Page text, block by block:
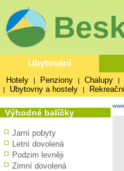
Ubytování
Hotely | Penziony | Chalupy |
| Ubytovny a hostely |
Výhodné balíčky
Jarní pobyty
Letní dovolená
Podzim levněji
Zimní dovolená